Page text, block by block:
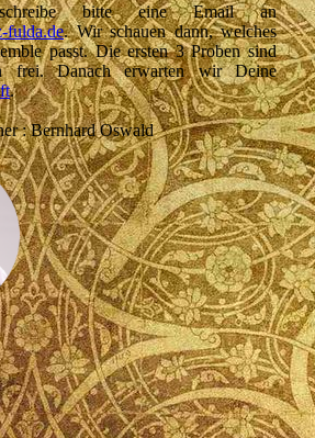
bitte eine Email an
fulda.de. Wir schauen dann, welches
passt. Die ersten 3 Proben sind
frei. Danach erwarten wir Deine
.
: Bernhard Oswald